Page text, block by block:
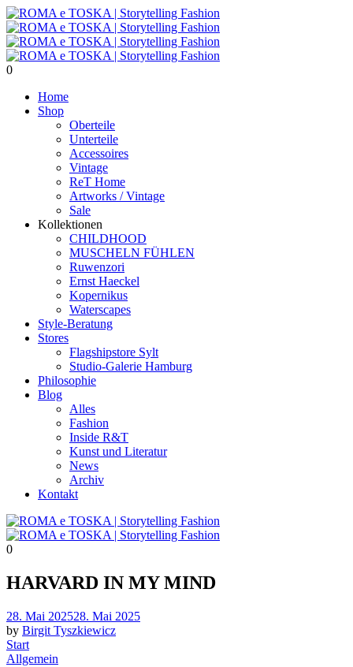
0
Home
Shop
Oberteile
Unterteile
Accessoires
Vintage
ReT Home
Artworks / Vintage
Sale
Kollektionen
CHILDHOOD
MUSCHELN FÜHLEN
Ruwenzori
Ernst Haeckel
Kopernikus
Waterscapes
Style-Beratung
Stores
Flagshipstore Sylt
Studio-Galerie Hamburg
Philosophie
Blog
Alles
Fashion
Inside R&T
Kunst und Literatur
News
Archiv
Kontakt
0
HARVARD IN MY MIND
Posted
on
28. Mai 202528. Mai 2025
by Birgit Tyszkiewicz
Start
Allgemein